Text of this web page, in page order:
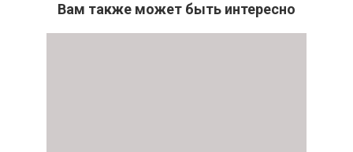
Вам также может быть интересно